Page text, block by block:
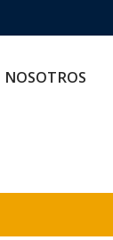
NOSOTROS